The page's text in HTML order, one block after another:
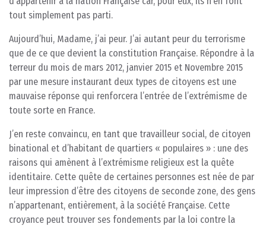
tout simplement pas parti.
Aujourd’hui, Madame, j’ai peur. J’ai autant peur du terrorisme
que de ce que devient la constitution Française. Répondre à la
terreur du mois de mars 2012, janvier 2015 et Novembre 2015
par une mesure instaurant deux types de citoyens est une
mauvaise réponse qui renforcera l’entrée de l’extrémisme de
toute sorte en France.
J’en reste convaincu, en tant que travailleur social, de citoyen
binational et d’habitant de quartiers « populaires » : une des
raisons qui amènent à l’extrémisme religieux est la quête
identitaire. Cette quête de certaines personnes est née de par
leur impression d’être des citoyens de seconde zone, des gens
n’appartenant, entièrement, à la société Française. Cette
croyance peut trouver ses fondements par la loi contre la